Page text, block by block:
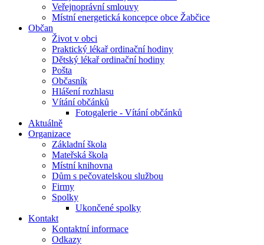
Veřejnoprávní smlouvy
Místní energetická koncepce obce Žabčice
Občan
Život v obci
Praktický lékař ordinační hodiny
Dětský lékař ordinační hodiny
Pošta
Občasník
Hlášení rozhlasu
Vítání občánků
Fotogalerie - Vítání občánků
Aktuálně
Organizace
Základní škola
Mateřská škola
Místní knihovna
Dům s pečovatelskou službou
Firmy
Spolky
Ukončené spolky
Kontakt
Kontaktní informace
Odkazy